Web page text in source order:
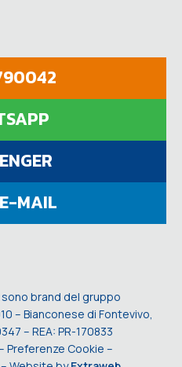
E-MAIL
sono brand del gruppo
– Bianconese di Fontevivo,
– REA: PR-170833
Preferenze Cookie –